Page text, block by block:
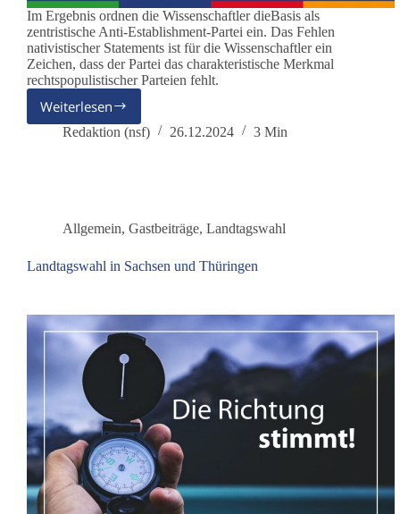
Im Ergebnis ordnen die Wissenschaftler dieBasis als
zentristische Anti-Establishment-Partei ein. Das Fehlen
nativistischer Statements ist für die Wissenschaftler ein
Zeichen, dass der Partei das charakteristische Merkmal
rechtspopulistischer Parteien fehlt.
Weiterlesen
Studie
widerlegt
Spektrum
Redaktion (nsf) 26.12.2024 3 Min
Allgemein, Gastbeiträge, Landtagswahl
Landtagswahl in Sachsen und Thüringen